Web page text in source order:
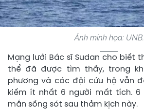
Ảnh minh họa: UNB.
Mạng lưới Bác sĩ Sudan cho biết
thể đã được tìm thấy, trong
phương và các đội cứu hộ vẫn
kiếm ít nhất 6 người mất tích. 6
mắn sống sót sau thảm kịch này.